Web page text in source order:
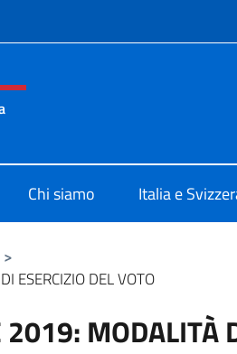
e menù
Chi siamo Italia e
>
ESERCIZIO DEL VOTO
MODALITÀ